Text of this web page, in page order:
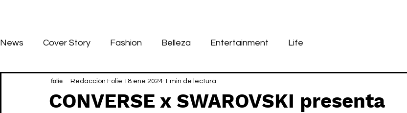
News Cover Story Fashion Belleza Entertainment Life
CONVERSE x SWAROVSKI presenta
Redacción Folie 18 ene 2024 1 min de lectura